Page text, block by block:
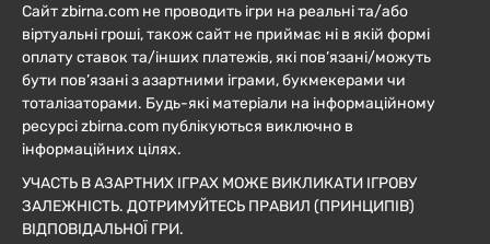
Сайт zbirna.com не проводить ігри на реальні та/або
віртуальні гроші, також сайт не приймає ні в якій формі
оплату ставок та/інших платежів, які пов’язані/можуть
бути пов’язані з азартними іграми, букмекерами чи
тоталізаторами. Будь-які матеріали на інформаційному
ресурсі zbirna.com публікуються виключно в
інформаційних цілях.
УЧАСТЬ В АЗАРТНИХ ІГРАХ МОЖЕ ВИКЛИКАТИ ІГРОВУ
ЗАЛЕЖНІСТЬ. ДОТРИМУЙТЕСЬ ПРАВИЛ (ПРИНЦИПІВ)
ВІДПОВІДАЛЬНОЇ ГРИ.